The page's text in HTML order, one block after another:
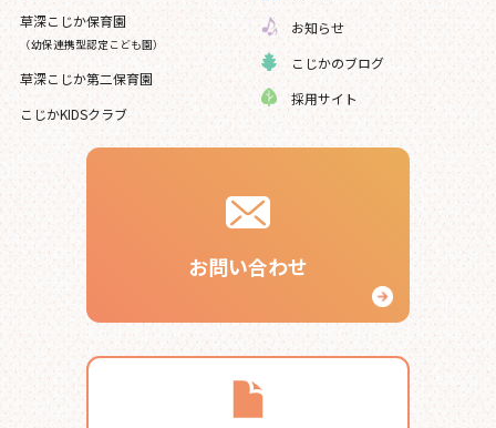
草深こじか保育園
（幼保連携型認定こども園）
草深こじか第二保育園
こじかKIDSクラブ
お知らせ
こじかのブログ
採用サイト
お問い合わせ